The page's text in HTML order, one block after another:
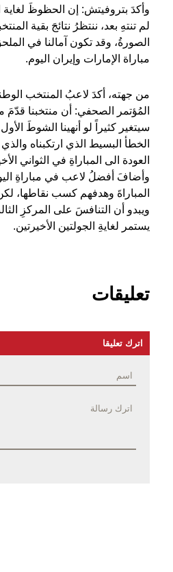
وأكدَ بتروفيتش: إن الحظوظَ لغاية
لم تنتهِ بعد، ننتظرُ نتائجَ بقية
الصورةُ، وقد تكون آمالنا في
مباراة الإمارات وإيران اليوم.
من جهته، أكدَ لاعبُ المنتخب
المُؤتمر الصحفي: أن منتخبنا قدّمَ
سيتغير كثيراً لو أنهينا الشوطَ
الخطأ البسيط الذي ارتكبناه
العودة الى المباراةِ في الثواني
وأضافَ أفضلُ لاعب في مباراةِ
المباراةَ وهدفهم كسب نقاطها،
ويبدو أن التنافسَ على المركزِ
يستمر لغايةِ الجولتين الأخيرتين.
تعليقات
اترك تعليقا